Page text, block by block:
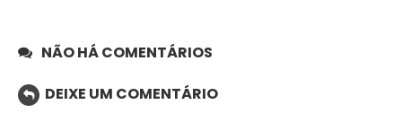
NÃO HÁ COMENTÁRIOS
DEIXE UM COMENTÁRIO